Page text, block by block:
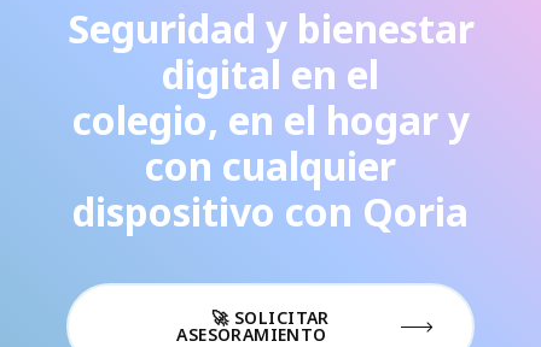
Seguridad y bienestar
digital en el
colegio, en el hogar y
con cualquier
dispositivo con Qoria
🚀 SOLICITAR
ASESORAMIENTO